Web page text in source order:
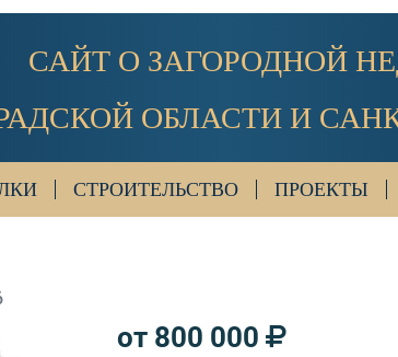
САЙТ О ЗАГОРОДНОЙ
ОБЛАСТИ И
СТРОИТЕЛЬСТВО ПРОЕКТЫ
от 800 000